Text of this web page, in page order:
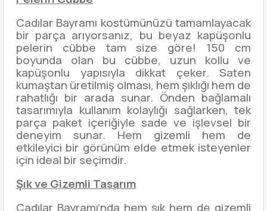
Cadılar Bayramı kostümünüzü tamamlayacak
bir parça arıyorsanız, bu beyaz kapüşonlu
pelerin cübbe tam size göre! 150 cm
boyunda olan bu cübbe, uzun kollu ve
kapüşonlu yapısıyla dikkat çeker. Saten
kumaştan üretilmiş olması, hem şıklığı hem de
rahatlığı bir arada sunar. Önden bağlamalı
tasarımıyla kullanım kolaylığı sağlarken, tek
parça paket içeriğiyle sade ve işlevsel bir
deneyim sunar. Hem gizemli hem de
etkileyici bir görünüm elde etmek isteyenler
için ideal bir seçimdir.
Şık ve Gizemli Tasarım
Cadılar Bayramı’nda hem şık hem de gizemli